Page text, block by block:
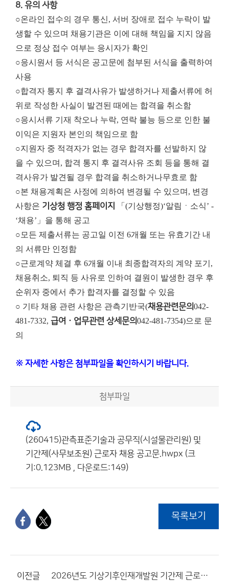
8. 유의 사항
○온라인 접수의 경우 통신, 서버 장애로 접수 누락이 발
생할 수 있으며 채용기관은 이에 대해 책임을 지지 않음
으로 정상 접수 여부는 응시자가 확인
○응시원서 등 서식은 공고문에 첨부된 서식을 출력하여
사용
○합격자 통지 후 결격사유가 발생하거나 제출서류에 허
위로 작성한 사실이 발견된 때에는 합격을 취소함
○응시서류 기재 착오나 누락, 연락 불능 등으로 인한 불
이익은 지원자 본인의 책임으로 함
○지원자 중 적격자가 없는 경우 합격자를 선발하지 않
을 수 있으며, 합격 통지 후 결격사유 조회 등을 통해 결
격사유가 발견될 경우 합격을 취소하거나무효로 함
○본 채용계획은 사정에 의하여 변경될 수 있으며, 변경
사항은 기상청 행정 홈페이지
「(기상행정)‘알림ㆍ소식’ -
‘채용’」을 통해 공고
○모든 제출서류는 공고일 이전 6개월 또는 유효기간 내
의 서류만 인정함
○근로계약 체결 후 6개월 이내 최종합격자의 계약 포기,
채용취소, 퇴직 등 사유로 인하여 결원이 발생한 경우 후
순위자 중에서 추가 합격자를 결정할 수 있음
○ 기타 채용 관련 사항은 관측기반국(채용관련문의042-
481-7332, 급여ㆍ업무관련 상세문의042-481-7354)으로 문
의
※ 자세한 사항은 첨부파일을 확인하시기 바랍니다.
첨부파일
(260415)관측표준기술과 공무직(시설물관리원) 및
기간제(사무보조원) 근로자 채용 공고문.hwpx (크
기:0.123MB , 다운로드:149)
목록보기
이전글 2026년도 기상기후인재개발원 기간제 근로자(사무보조원) 채용 서류전형 합격자 및 면접시험 일정 공고